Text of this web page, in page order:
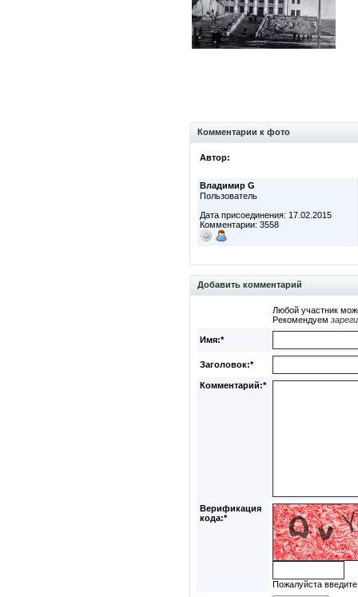
Комментарии к фото
Автор:
Владимир G
Пользователь
Дата присоединения: 17.02.2015
Комментарии: 3558
Добавить комментарий
Любой участник
Рекомендуем
Имя:*
Заголовок:*
Комментарий:*
Верификация
кода:*
Пожалуйста